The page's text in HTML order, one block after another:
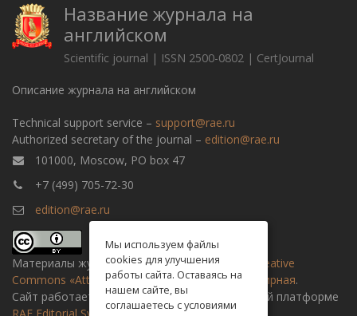
Название журнала на
английском
Scientific journal | ISSN 2500-0802 | CertJournal
Описание журнала на английском
Technical support service – support@rae.ru
Authorized secretary of the journal – edition@rae.ru
101000, Moscow, PO box 47
+7 (499) 705-72-30
edition@rae.ru
Материалы журнала доступны полицензии Creative
Commons «Attribution» («Атрибуция») 4.0 Всемирная.
Сайт работает на универсальной издательской платформе
RAE Editorial System
Мы используем файлы
cookies для улучшения
работы сайта. Оставаясь на
нашем сайте, вы
соглашаетесь с условиями